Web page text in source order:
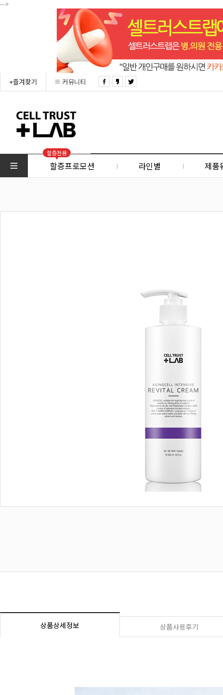
-->
+즐겨찾기 커뮤니티
할증전용
할증프로모션 라인별 제품
상품상세정보 상품사용후기